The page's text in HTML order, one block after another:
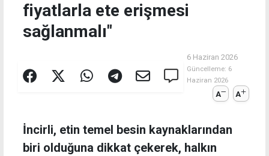
fiyatlarla ete erişmesi
sağlanmalı"
6 Haziran 2026
Güncelleme: 6
Haziran 2026
A A
İncirli, etin temel besin kaynaklarından
biri olduğuna dikkat çekerek, halkın